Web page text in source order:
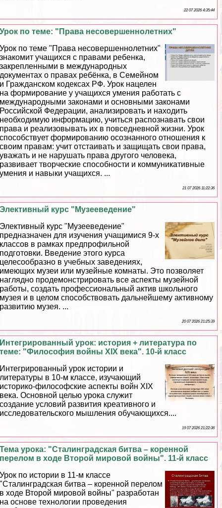
22 07 2026 4:35:44
Урок по теме: "Права несовершеннолетних"
Урок по теме "Права несовершеннолетних"
знакомит учащихся с правами ребенка,
закрепленными в международных
документах о правах ребёнка, в Семейном
и Гражданском кодексах РФ. Урок нацелен
на формирование у учащихся умения работать с
международными законами и основными законами
Российской Федерации, анализировать и находить
необходимую информацию, учиться распознавать свои
права и реализовывать их в повседневной жизни. Урок
способствует формированию осознанного отношения к
своим правам: учит отстаивать и защищать свои права,
уважать и не нарушать права другого человека,
развивает творческие способности и коммуникативные
умения и навыки учащихся. ...
21 07 2026 11:22:36
Элективный курс "Музееведение"
Элективный курс "Музееведение"
предназначен для изучения учащимися 9-х
классов в рамках предпрофильной
подготовки. Введение этого курса
целесообразно в учебных заведениях,
имеющих музеи или музейные комнаты. Это позволяет
наглядно продемонстрировать все аспекты музейной
работы, создать профессиональный актив школьного
музея и в целом способствовать дальнейшему активному
развитию музея. ...
20 07 2026 21:25:39
Интегрированный урок: история + литература по
теме: "Философия войны XIX века". 10-й класс
Интегрированный урок истории и
литературы в 10-м классе, изучающий
историко-философские аспекты войн XIX
века. Основной целью урока служит
создание условий развития креативного и
исследовательского мышления обучающихся....
19 07 2026 21:22:36
Тема урока: "Сталинградская битва – коренной
перелом в ходе Второй мировой войны". 11-й класс
Урок по истории в 11-м классе
"Сталинградская битва – коренной перелом
в ходе Второй мировой войны" разработан
на основе технологии проведения